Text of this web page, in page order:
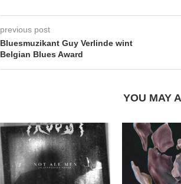
previous post
Bluesmuzikant Guy Verlinde wint
Belgian Blues Award
YOU MAY